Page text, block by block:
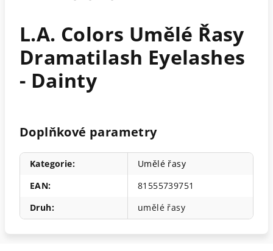
L.A. Colors Umělé Řasy
Dramatilash Eyelashes
- Dainty
Doplňkové parametry
Kategorie:
Umělé řasy
EAN:
81555739751
Druh: umělé řasy